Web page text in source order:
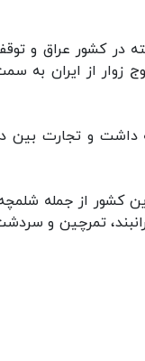
در کشور عراق و توقف
زوار از ایران به سمت
داشت و تجارت بین دو
از جمله شلمچه،
تمرچین و سردشت